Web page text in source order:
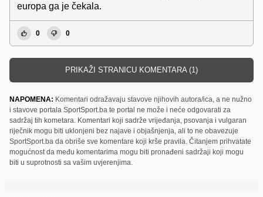
europa ga je čekala.
0 0
PRIKAŽI STRANICU KOMENTARA (1)
NAPOMENA: Komentari odražavaju stavove njihovih autora/ica, a ne nužno
i stavove portala SportSport.ba te portal ne može i neće odgovarati za
sadržaj tih kometara. Komentari koji sadrže vrijeđanja, psovanja i vulgaran
riječnik mogu biti uklonjeni bez najave i objašnjenja, ali to ne obavezuje
SportSport.ba da obriše sve komentare koji krše pravila. Čitanjem prihvatate
mogućnost da među komentarima mogu biti pronađeni sadržaji koji mogu
biti u suprotnosti sa vašim uvjerenjima.